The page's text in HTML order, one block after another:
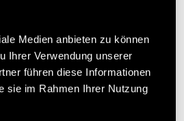
Medien anbieten zu können
Ihrer Verwendung unserer
führen diese Informationen
sie im Rahmen Ihrer Nutzung